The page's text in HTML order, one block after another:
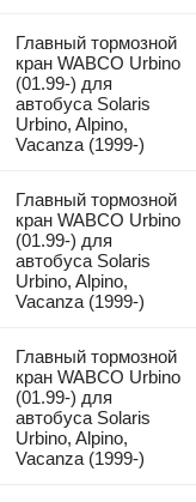
Главный тормозной
кран WABCO Urbino
(01.99-) для
автобуса Solaris
Urbino, Alpino,
Vacanza (1999-)
Главный тормозной
кран WABCO Urbino
(01.99-) для
автобуса Solaris
Urbino, Alpino,
Vacanza (1999-)
Главный тормозной
кран WABCO Urbino
(01.99-) для
автобуса Solaris
Urbino, Alpino,
Vacanza (1999-)